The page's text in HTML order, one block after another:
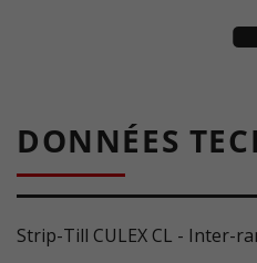
DONNÉES
Strip-Till CULEX CL - Inter-